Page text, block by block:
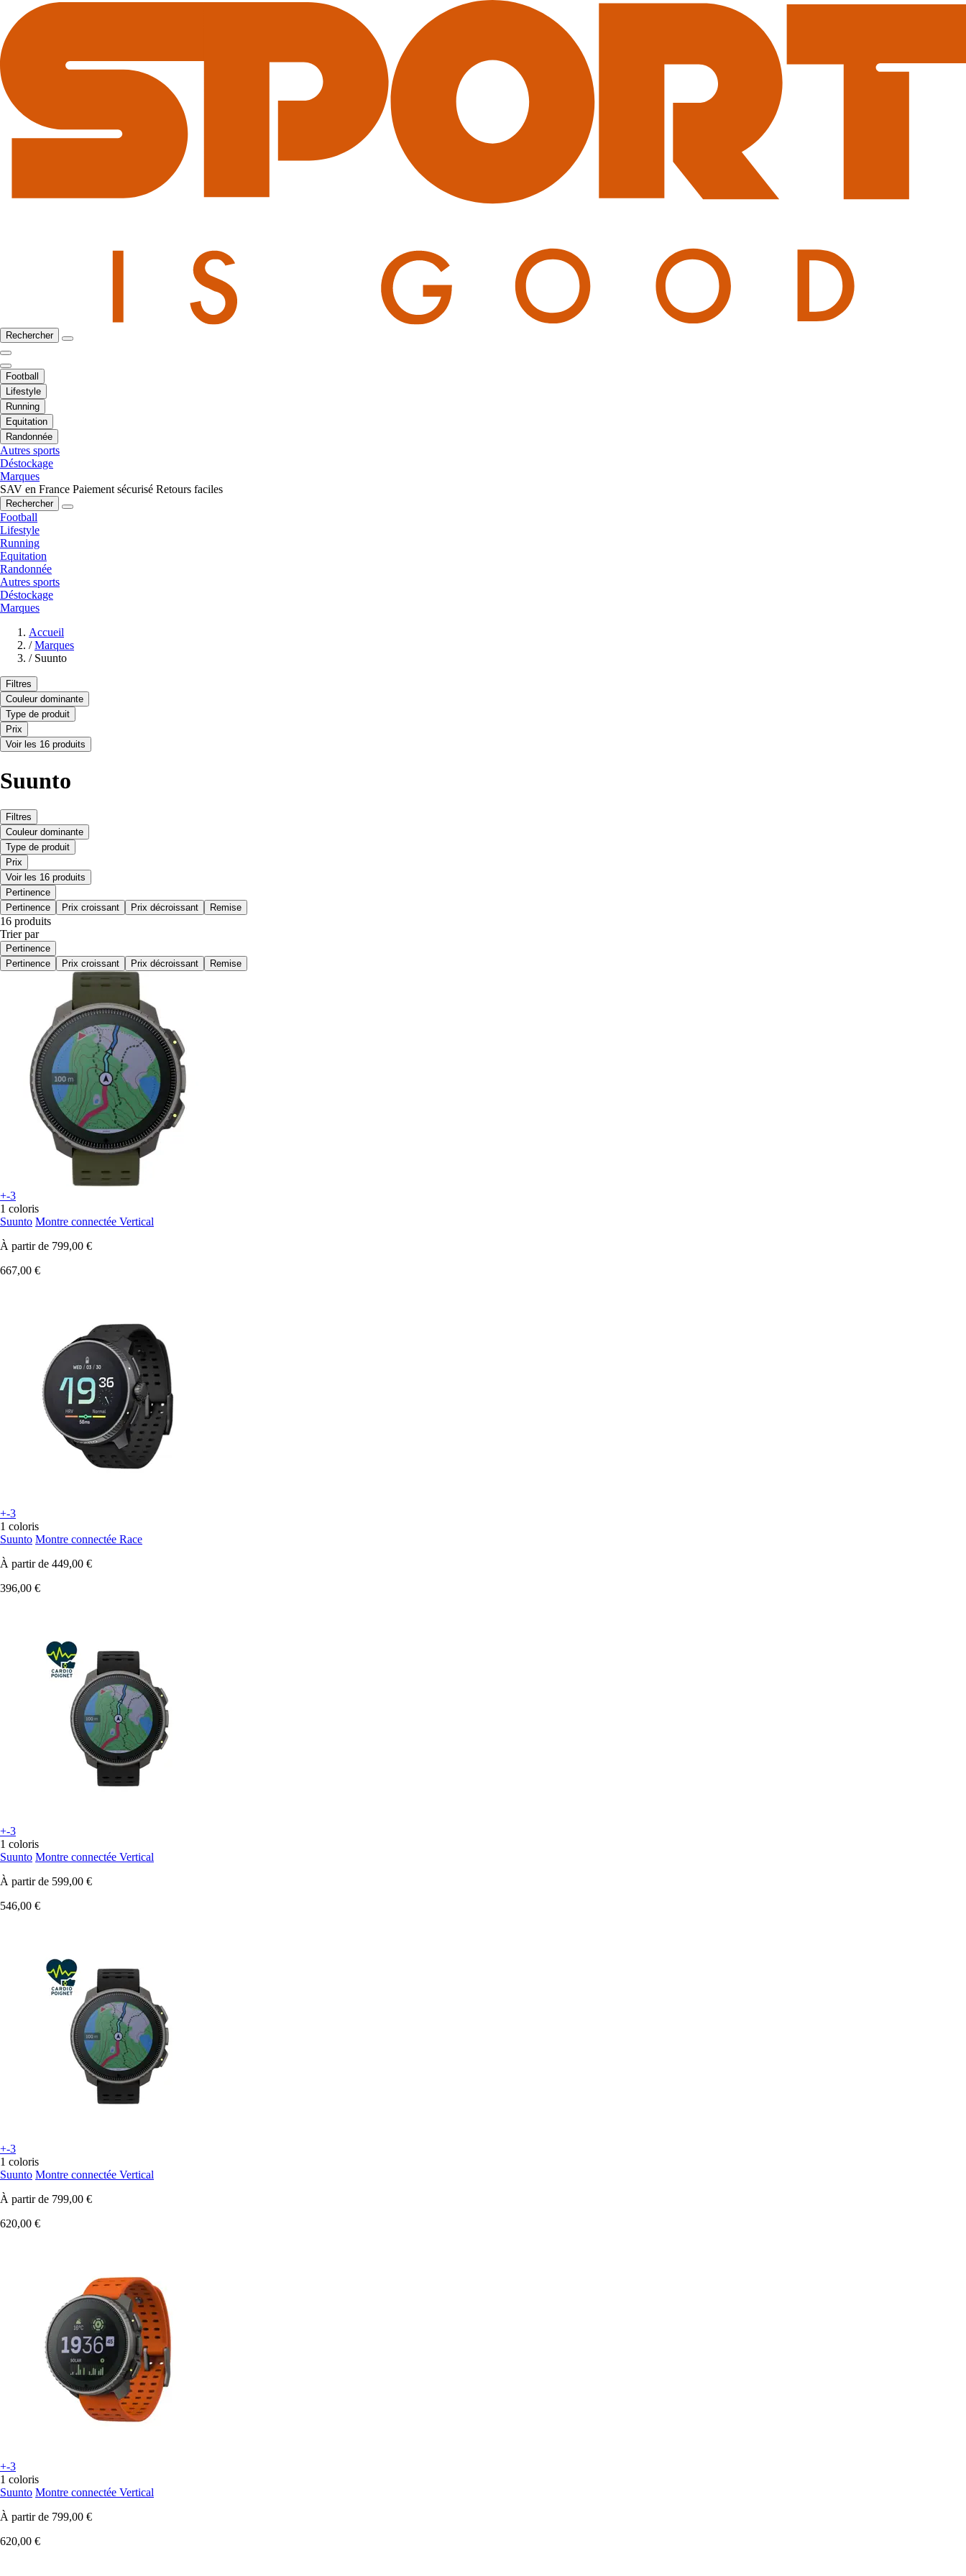
Rechercher
Football
Lifestyle
Running
Equitation
Randonnée
Autres sports
Déstockage
Marques
SAV en France Paiement sécurisé Retours faciles
Rechercher
Football
Lifestyle
Running
Equitation
Randonnée
Autres sports
Déstockage
Marques
Accueil
/ Marques
/ Suunto
Filtres
Couleur dominante
Type de produit
Prix
Voir les 16 produits
Suunto
Filtres
Couleur dominante
Type de produit
Prix
Voir les 16 produits
Pertinence
Pertinence
Prix croissant Prix décroissant Remise
16 produits
Trier par
Pertinence
Pertinence
Prix croissant Prix décroissant Remise
+-3
1 coloris
Suunto Montre connectée Vertical
À partir de 799,00 €
667,00 €
+-3
1 coloris
Suunto Montre connectée Race
À partir de 449,00 €
396,00 €
+-3
1 coloris
Suunto Montre connectée Vertical
À partir de 599,00 €
546,00 €
+-3
1 coloris
Suunto Montre connectée Vertical
À partir de 799,00 €
620,00 €
+-3
1 coloris
Suunto Montre connectée Vertical
À partir de 799,00 €
620,00 €